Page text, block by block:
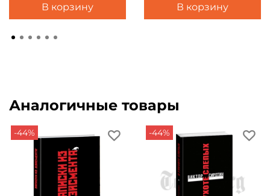
В корзину В корзину
Аналогичные товары
-44% -44%